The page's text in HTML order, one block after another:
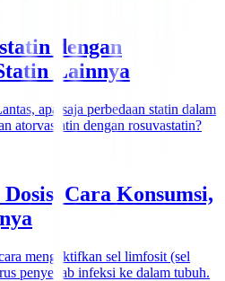
dengan
Lainnya
apa saja perbedaan statin dalam
atorvastatin dengan rosuvastatin?
Cara Konsumsi,
mengaktifkan sel limfosit (sel
penyebab infeksi ke dalam tubuh.